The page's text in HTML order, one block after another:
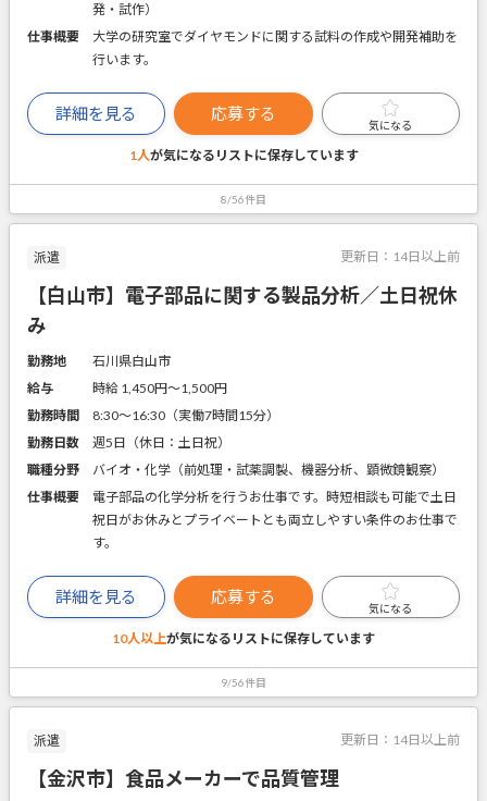
発・試作）
仕事概要
大学の研究室でダイヤモンドに関する試料の作成や開発補助を
行います。
詳細を見る 応募する
気になる
1人が気になるリストに保存しています
8/56件目
派遣 更新日： 14日以上前
【白山市】電子部品に関する製品分析／土日祝休
み
勤務地
石川県白山市
給与
時給 1,450円〜1,500円
勤務時間
8:30～16:30（実働7時間15分）
勤務日数
週5日（休日：土日祝）
職種分野
バイオ・化学（前処理・試薬調製、機器分析、顕微鏡観察）
仕事概要
電子部品の化学分析を行うお仕事です。時短相談も可能で土日
祝日がお休みとプライベートとも両立しやすい条件のお仕事で
す。
詳細を見る 応募する
気になる
10人以上が気になるリストに保存しています
9/56件目
派遣 更新日： 14日以上前
【金沢市】食品メーカーで品質管理